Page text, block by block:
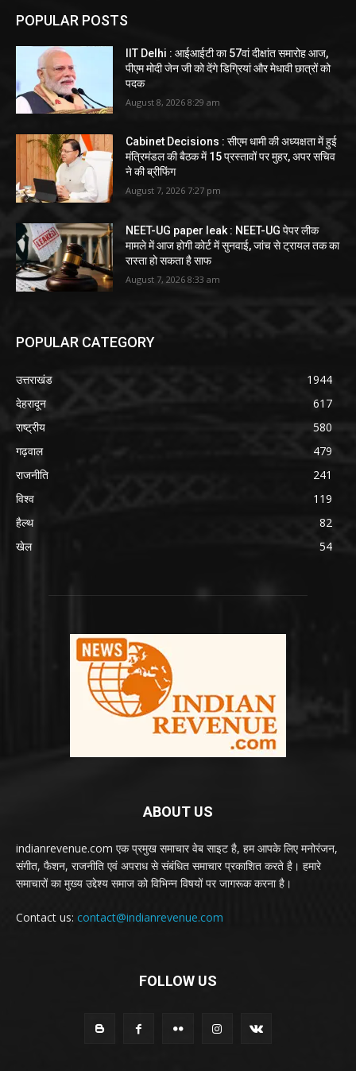
POPULAR POSTS
IIT Delhi : आईआईटी का 57वां दीक्षांत समारोह आज,
पीएम मोदी जेन जी को देंगे डिग्रियां और मेधावी छात्रों को
पदक
August 8, 2026 8:29 am
Cabinet Decisions : सीएम धामी की अध्यक्षता में हुई
मंत्रिमंडल की बैठक में 15 प्रस्तावों पर मुहर, अपर सचिव
ने की ब्रीफिंग
August 7, 2026 7:27 pm
NEET-UG paper leak : NEET-UG पेपर लीक
मामले में आज होगी कोर्ट में सुनवाई, जांच से ट्रायल तक का
रास्ता हो सकता है साफ
August 7, 2026 8:33 am
POPULAR CATEGORY
उत्तराखंड
1944
देहरादून
617
राष्ट्रीय
580
गढ़वाल
479
राजनीति
241
विश्व
119
हैल्थ
82
खेल
54
ABOUT US
indianrevenue.com एक प्रमुख समाचार वेब साइट है, हम आपके लिए मनोरंजन,
संगीत, फैशन, राजनीति एवं अपराध से संबंधित समाचार प्रकाशित करते है। हमारे
समाचारों का मुख्य उद्देश्य समाज को विभिन्न विषयों पर जागरूक करना है।
Contact us: contact@indianrevenue.com
FOLLOW US